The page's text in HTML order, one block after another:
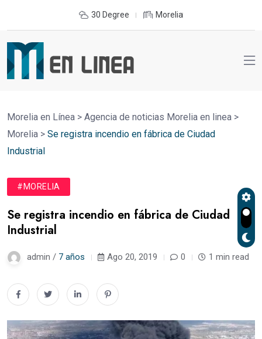
30 Degree Morelia
Morelia en Línea > Agencia de noticias Morelia en linea >
Morelia > Se registra incendio en fábrica de Ciudad
Industrial
#MORELIA
Se registra incendio en fábrica de Ciudad
Industrial
admin / 7 años Ago 20, 2019 0 1 min read